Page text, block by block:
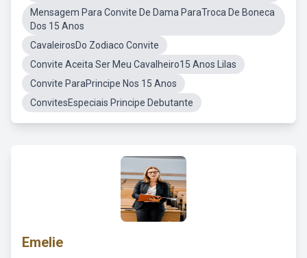
Mensagem Para Convite De Dama ParaTroca De Boneca
Dos 15 Anos
CavaleirosDo Zodiaco Convite
Convite Aceita Ser Meu Cavalheiro15 Anos Lilas
Convite ParaPrincipe Nos 15 Anos
ConvitesEspeciais Principe Debutante
Emelie